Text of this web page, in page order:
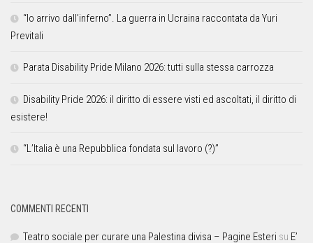
“Io arrivo dall’inferno”. La guerra in Ucraina raccontata da Yuri
Previtali
Parata Disability Pride Milano 2026: tutti sulla stessa carrozza
Disability Pride 2026: il diritto di essere visti ed ascoltati, il diritto di
esistere!
“L’Italia è una Repubblica fondata sul lavoro (?)”
COMMENTI RECENTI
Teatro sociale per curare una Palestina divisa – Pagine Esteri su E’